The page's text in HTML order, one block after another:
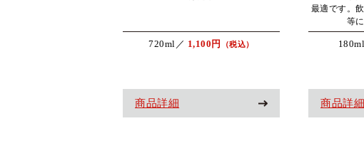
720ml／ 1,100円 （税込）
商品詳細
最適です。
等
商品詳細